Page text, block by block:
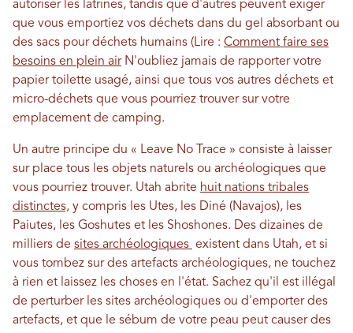
autoriser les latrines, tandis que d'autres peuvent exiger
que vous emportiez vos déchets dans du gel absorbant ou
des sacs pour déchets humains (Lire : Comment faire ses
besoins en plein airN'oubliez jamais de rapporter votre
papier toilette usagé, ainsi que tous vos autres déchets et
micro-déchets que vous pourriez trouver sur votre
emplacement de camping.
Un autre principe du « Leave No Trace » consiste à laisser
sur place tous les objets naturels ou archéologiques que
vous pourriez trouver. Utah abrite huit nations tribales
distinctes, y compris les Utes, les Diné (Navajos), les
Paiutes, les Goshutes et les Shoshones. Des dizaines de
milliers de sites archéologiques existent dans Utah, et si
vous tombez sur des artefacts archéologiques, ne touchez
à rien et laissez les choses en l'état. Sachez qu'il est illégal
de perturber les sites archéologiques ou d'emporter des
artefacts, et que le sébum de votre peau peut causer des